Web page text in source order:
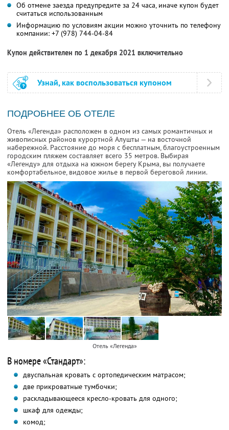
Об отмене заезда предупредите за 24 часа, иначе купон будет
считаться использованным
Информацию по условиям акции можно уточнить по телефону
компании: +7 (978) 744-04-84
Купон действителен по 1 декабря 2021 включительно
Узнай, как воспользоваться купоном
ПОДРОБНЕЕ ОБ ОТЕЛЕ
Отель «Легенда» расположен в одном из самых романтичных и
живописных районов курортной Алушты — на восточной
набережной. Расстояние до моря с бесплатным, благоустроенным
городским пляжем составляет всего 35 метров. Выбирая
«Легенду» для отдыха на южном берегу Крыма, вы получаете
комфортабельное, видовое жилье в первой береговой линии.
Отель «Легенда»
В номере «Стандарт»:
двуспальная кровать с ортопедическим матрасом;
две прикроватные тумбочки;
раскладывающееся кресло-кровать для одного;
шкаф для одежды;
комод;